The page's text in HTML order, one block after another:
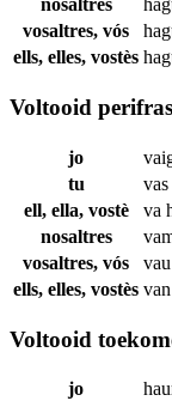
nosaltres
vosaltres, vós
ells, elles, vostès
Voltooid
jo
tu
ell, ella, vostè
va
nosaltres
vosaltres, vós
ells, elles, vostès
Voltooid
jo